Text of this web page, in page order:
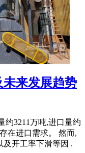
来发展趋势
约3211万吨,进口量约
在进口需求‌。 然而,
及开工率下滑等因 .